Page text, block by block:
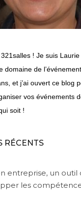
! Je suis
domaine de
et j’ai ouvert ce blog
vos événements
soit !
RÉCENTS
entreprise, un outil
les